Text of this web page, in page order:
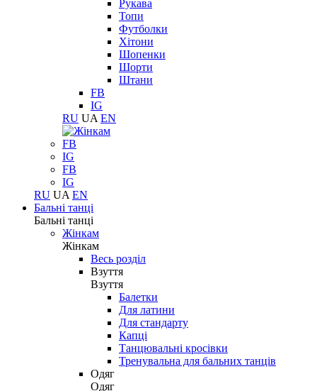
Рукава
Топи
Футболки
Хітони
Шопенки
Шорти
Штани
FB
IG
RU UA EN
FB
IG
FB
IG
RU UA EN
Бальні танці
Бальні танці
Жінкам
Жінкам
Весь розділ
Взуття
Взуття
Балетки
Для латини
Для стандарту
Капці
Танцювальні кросівки
Тренувальна для бальних танців
Одяг
Одяг